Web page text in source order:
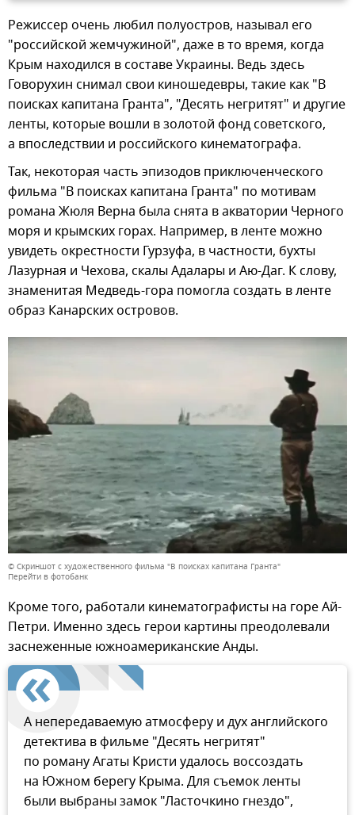
Режиссер очень любил полуостров, называл его
"российской жемчужиной", даже в то время, когда
Крым находился в составе Украины. Ведь здесь
Говорухин снимал свои киношедевры, такие как "В
поисках капитана Гранта", "Десять негритят" и другие
ленты, которые вошли в золотой фонд советского,
а впоследствии и российского кинематографа.
Так, некоторая часть эпизодов приключенческого
фильма "В поисках капитана Гранта" по мотивам
романа Жюля Верна была снята в акватории Черного
моря и крымских горах. Например, в ленте можно
увидеть окрестности Гурзуфа, в частности, бухты
Лазурная и Чехова, скалы Адалары и Аю-Даг. К слову,
знаменитая Медведь-гора помогла создать в ленте
образ Канарских островов.
© Скриншот с художественного фильма "В поисках капитана Гранта"
Перейти в фотобанк
Кроме того, работали кинематографисты на горе Ай-
Петри. Именно здесь герои картины преодолевали
заснеженные южноамериканские Анды.
А непередаваемую атмосферу и дух английского
детектива в фильме "Десять негритят"
по роману Агаты Кристи удалось воссоздать
на Южном берегу Крыма. Для съемок ленты
были выбраны замок "Ласточкино гнездо",